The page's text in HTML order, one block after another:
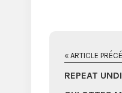
« ARTICLE
REPEAT